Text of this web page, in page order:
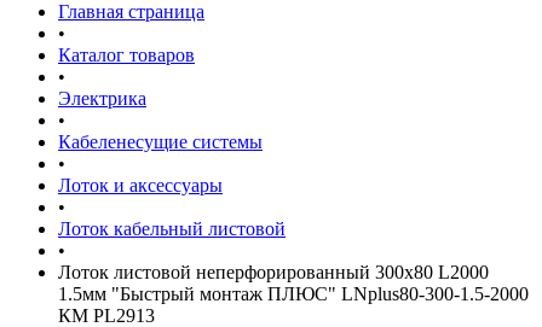
Главная страница
•
Каталог товаров
•
Электрика
•
Кабеленесущие системы
•
Лоток и аксессуары
•
Лоток кабельный листовой
•
Лоток листовой неперфорированный 300х80 L2000
1.5мм "Быстрый монтаж ПЛЮС" LNplus80-300-1.5-2000
КМ PL2913